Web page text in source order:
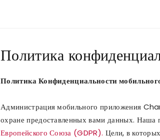
Политика
Политика Конфиденциальности
Администрация мобильного приложения
охране предоставленных вами данных. Наша
Европейского Союза (GDPR). Цели, в